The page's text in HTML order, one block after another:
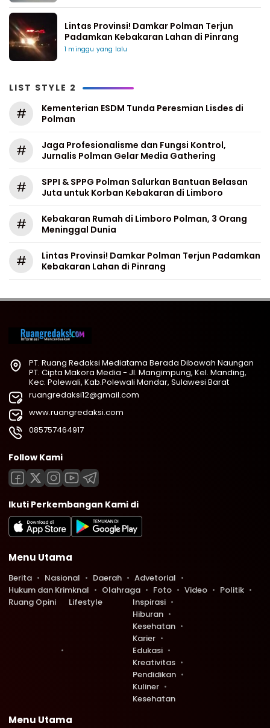
Lintas Provinsi! Damkar Polman Terjun
Padamkan Kebakaran Lahan di Pinrang
1 minggu yang lalu
LIST STYLE 2
#
Kementerian ESDM Tunda Peresmian Lisdes di
Polman
#
Jaga Profesionalisme dan Fungsi Kontrol,
Jurnalis Polman Gelar Media Gathering
#
SPPI & SPPG Polman Salurkan Bantuan Belasan
Juta untuk Korban Kebakaran di Limboro
#
Kebakaran Rumah di Limboro Polman, 3 Orang
Meninggal Dunia
#
Lintas Provinsi! Damkar Polman Terjun Padamkan
Kebakaran Lahan di Pinrang
PT. Ruang Redaksi Mediatama Berada Dibawah Naungan
PT. Cipta Makora Media - Jl. Mangimpung, Kel. Manding,
Kec. Polewali, Kab.Polewali Mandar, Sulawesi Barat
ruangredaksi12@gmail.com
www.ruangredaksi.com
085757464917
Follow Kami
Ikuti Perkembangan Kami di
Menu Utama
Berita Nasional Daerah
Advetorial
Hukum dan Krimknal
Olahraga Foto Video
Politik
Ruang Opini
Lifestyle
Inspirasi
Hiburan
Kesehatan
Karier
Edukasi
Kreativitas
Pendidikan
Kuliner
Kesehatan
Menu Utama